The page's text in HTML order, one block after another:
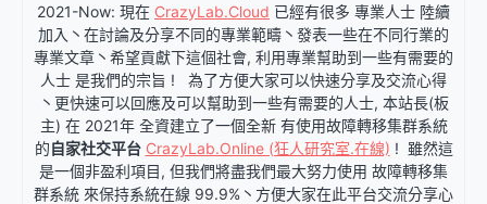
2021-Now: 現在 CrazyLab.Cloud 已經有很多 專業人士 陸續
加入丶在討論及分享不同的專業範疇丶發表一些在不同行業的
專業文章丶希望貢獻下這個社會, 利用專業幫助到一些有需要的
人士 是我們的宗旨 ! 為了方便大家可以快速分享及交流心得
丶更快速可以回應及可以幫助到一些有需要的人士, 本站長(板
主) 在 2021年 全資建立了一個全新 有使用故障轉移集群系統
的自家社交平台 CrazyLab.Online (狂人研究室.在線) ! 雖然這
是一個非盈利項目, 但我們將盡我們最大努力使用 故障轉移集
群系統 來保持系統在線 99.9%丶方便大家在此平台交流分享心